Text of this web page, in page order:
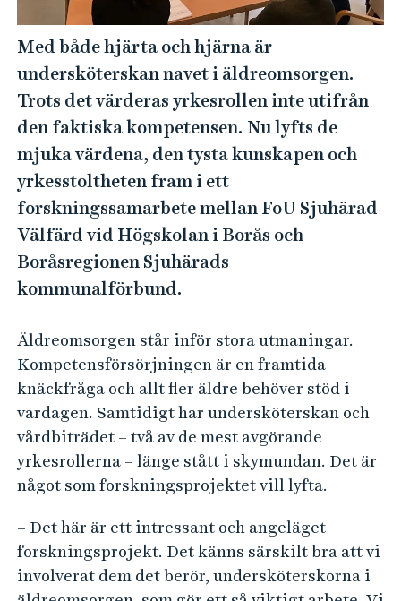
Med både hjärta och hjärna är
undersköterskan navet i äldreomsorgen.
Trots det värderas yrkesrollen inte utifrån
den faktiska kompetensen. Nu lyfts de
mjuka värdena, den tysta kunskapen och
yrkesstoltheten fram i ett
forskningssamarbete mellan FoU Sjuhärad
Välfärd vid Högskolan i Borås och
Boråsregionen Sjuhärads
kommunalförbund.
Äldreomsorgen står inför stora utmaningar.
Kompetensförsörjningen är en framtida
knäckfråga och allt fler äldre behöver stöd i
vardagen. Samtidigt har undersköterskan och
vårdbiträdet – två av de mest avgörande
yrkesrollerna – länge stått i skymundan. Det är
något som forskningsprojektet vill lyfta.
– Det här är ett intressant och angeläget
forskningsprojekt. Det känns särskilt bra att vi
involverat dem det berör, undersköterskorna i